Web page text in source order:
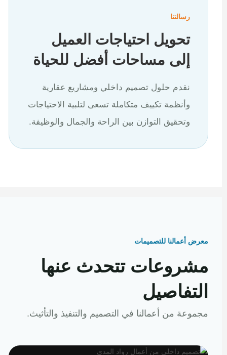
رسالتنا
تحويل احتياجات العميل
إلى مساحات أفضل للحياة
نقدم حلول تصميم داخلي ومشاريع عقارية
وأنظمة تكييف متكاملة تسعى لتلبية الاحتياجات
وتحقيق التوازن بين الراحة والجمال والوظيفة.
معرض أعمالنا للتصميمات
مشروعات تتحدث عنها
التفاصيل
مجموعة من أعمالنا في التصميم والتنفيذ والتأثيث.